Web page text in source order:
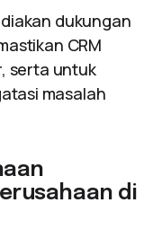
dukungan
CRM
serta untuk
masalah
di